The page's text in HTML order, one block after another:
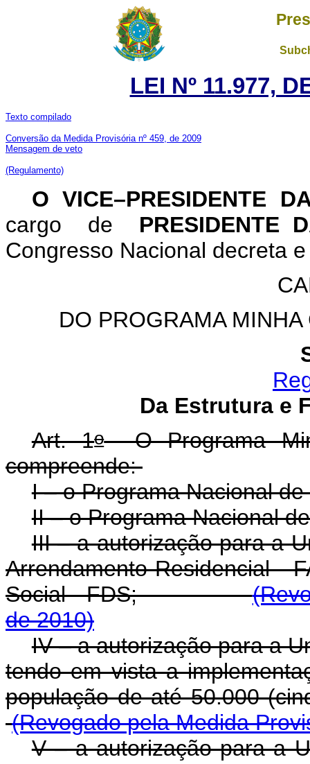
LEI Nº 11.977,
Texto compilado
Conversão da Medida Provisória nº 459, de 2009
Mensagem de veto
(Regulamento)
O VICE–PRESIDENTE
cargo de PRESIDENTE
Congresso Nacional decreta
DO PROGRAMA
Da Estrutura e
Art. 1oO Programa
compreende:
I – o Programa Nacional
II – o Programa Nacional
III – a autorização para a
Arrendamento Residencial -
Social - FDS;
de 2010)
IV – a autorização para a
tendo em vista a
população de até
(Revogado pela Medida
V – a autorização para a